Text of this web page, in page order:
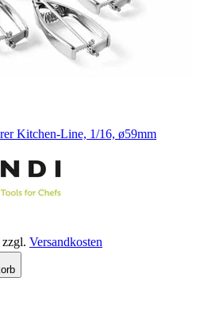
Kitchen-Line, 1/16, ø59mm
zzgl. Versandkosten